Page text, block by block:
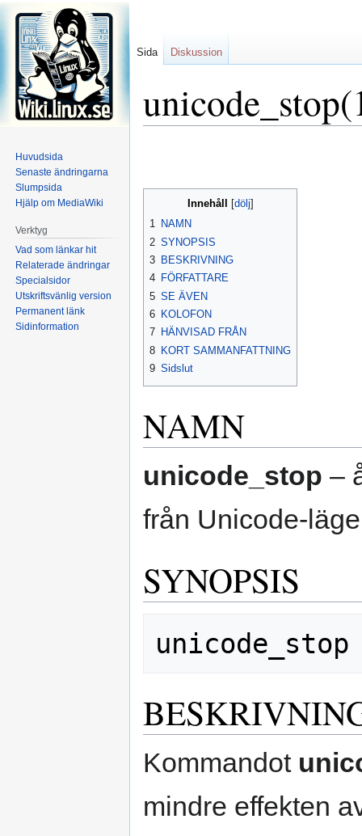
Innehåll
1 NAMN
2 SYNOPSIS
3 BESKRIVNING
4 FÖRFATTARE
5 SE ÄVEN
6 KOLOFON
7 HÄNVISAD FRÅN
8 KORT SAMMANFATTNING
9 Sidslut
NAMN
unicode_stop –
från Unicode-läge
SYNOPSIS
Kommandot
mindre effekten
Sida Diskussion
Huvudsida
Senaste ändringarna
Slumpsida
Hjälp om MediaWiki
Verktyg
Vad som länkar hit
Relaterade ändringar
Specialsidor
Utskriftsvänlig version
Permanent länk
Sidinformation